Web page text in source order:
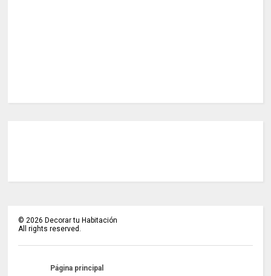
©2026 Decorar tu Habitación
All rights reserved.
Página principal